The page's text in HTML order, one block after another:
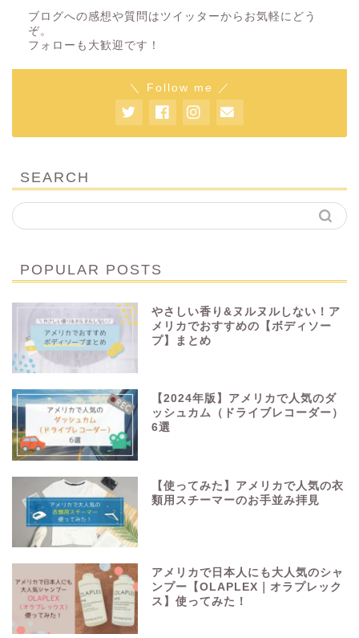
ブログへの感想や質問はツイッターからお気軽にどう
ぞ。
フォローも大歓迎です！
＼ Follow me ／
SEARCH
POPULAR POSTS
やさしい香り&ヌルヌルしない！ア
メリカでおすすめの【ボディソー
プ】まとめ
【2024年版】アメリカで人気のダ
ッシュカム（ドライブレコーダー）
6選
【使ってみた】アメリカで人気の衣
類用スチーマーのお手並み拝見
アメリカで日本人にも大人気のシャ
ンプー【OLAPLEX｜オラプレック
ス】使ってみた！